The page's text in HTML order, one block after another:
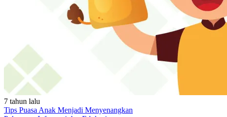
7 tahun lalu
Tips Puasa Anak Menjadi Menyenangkan